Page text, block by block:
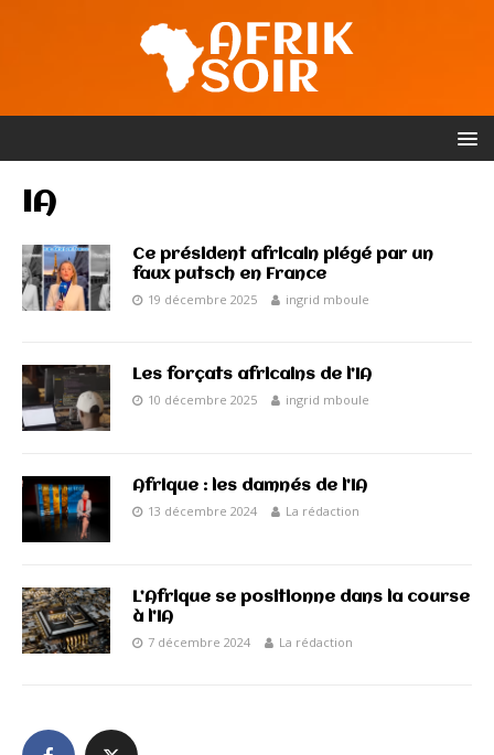
IA
Ce président africain piégé par un
faux putsch en France
19 décembre 2025 ingrid mboule
Les forçats africains de l’IA
10 décembre 2025 ingrid mboule
Afrique : les damnés de l’IA
13 décembre 2024 La rédaction
L’Afrique se positionne dans la course
à l’IA
7 décembre 2024 La rédaction